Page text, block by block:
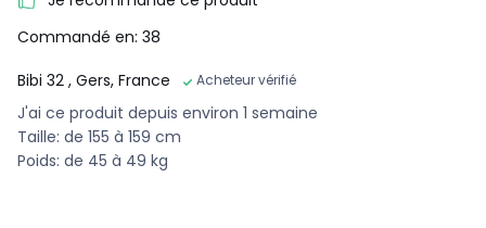
Commandé en: 38
Bibi 32 , Gers, France Acheteur vérifié
J'ai ce produit depuis environ 1 semaine
Taille: de 155 à 159 cm
Poids: de 45 à 49 kg